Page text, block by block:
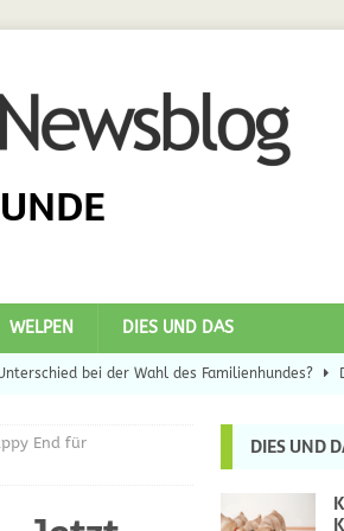
WELPEN DIES UND DAS
bei der Wahl des Familienhundes?
End für
DIES UND